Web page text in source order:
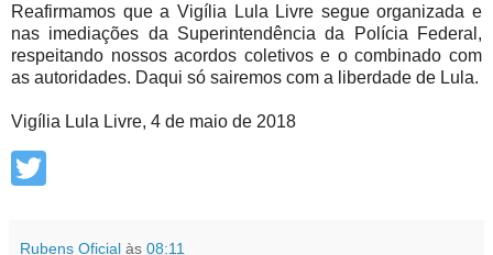
Reafirmamos que a Vigília Lula Livre segue organizada e
nas imediações da Superintendência da Polícia Federal,
respeitando nossos acordos coletivos e o combinado com
as autoridades. Daqui só sairemos com a liberdade de Lula.
Vigília Lula Livre, 4 de maio de 2018
Rubens Oficial às 08:11